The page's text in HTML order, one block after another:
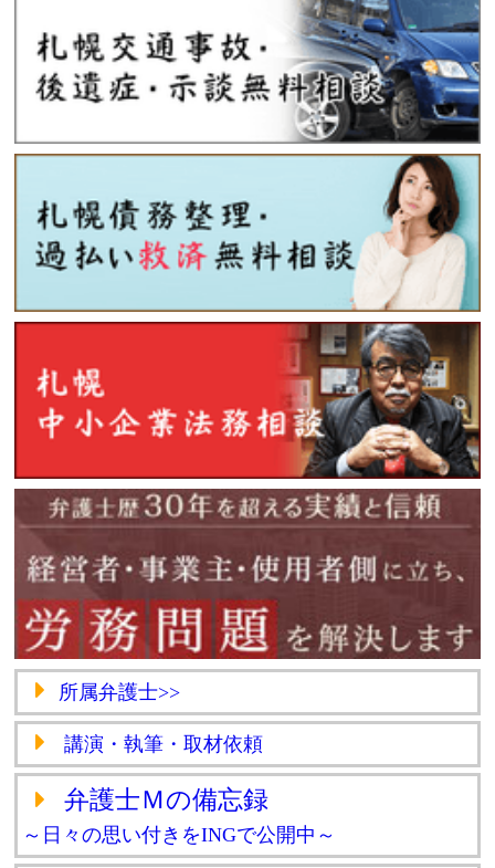
所属弁護士>>
講演・執筆・取材依頼
弁護士Ｍの備忘録
～日々の思い付きをINGで公開中～